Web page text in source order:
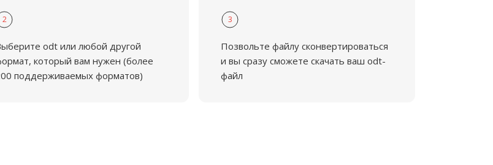
2
odt или любой другой
который вам нужен (более
поддерживаемых форматов)
3
Позвольте файлу сконвертироваться
и вы сразу сможете скачать ваш odt-
файл